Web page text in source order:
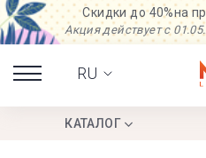
Скидки до 40%на
Акция действует с
RU
КАТАЛОГ